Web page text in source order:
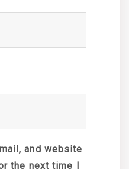
and website
the next time I